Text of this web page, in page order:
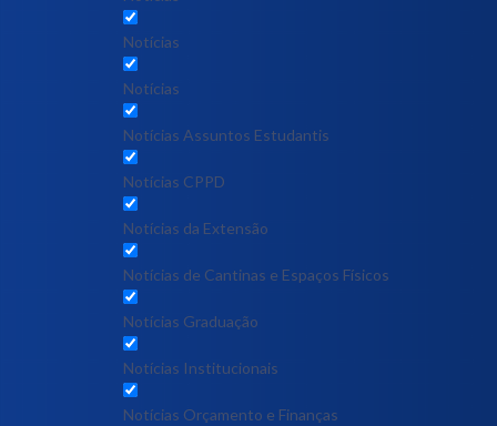
Notícias
Notícias
Notícias Assuntos Estudantis
Notícias CPPD
Notícias da Extensão
Notícias de Cantinas e Espaços Físicos
Notícias Graduação
Notícias Institucionais
Notícias Orçamento e Finanças